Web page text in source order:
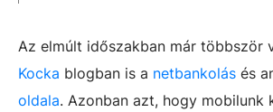
Az elmúlt időszakban már többször
Kocka blogban is a netbankolás és
oldala. Azonban azt, hogy mobilunk